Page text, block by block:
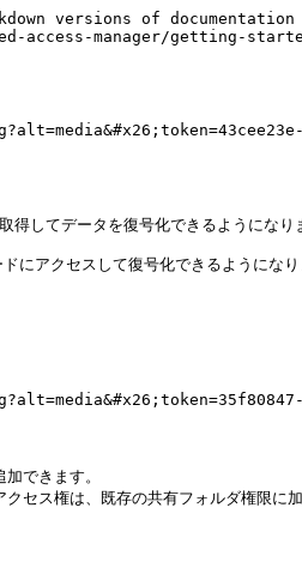
versions of documentation
access-manager/getting-
してデータを復号化できるようになり
にアクセスして復号化できるようになり
できます。
ス権は、既存の共有フォルダ権限に加